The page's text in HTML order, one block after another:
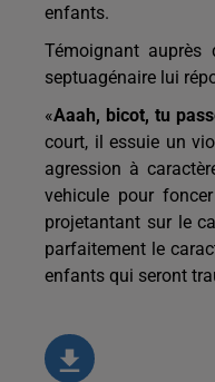
enfants.
Témoignant auprès
septuagénaire lui
«Aaah, bicot, tu
court, il essuie un
agression à
vehicule pour
projetantant sur le
parfaitement le
enfants qui seront